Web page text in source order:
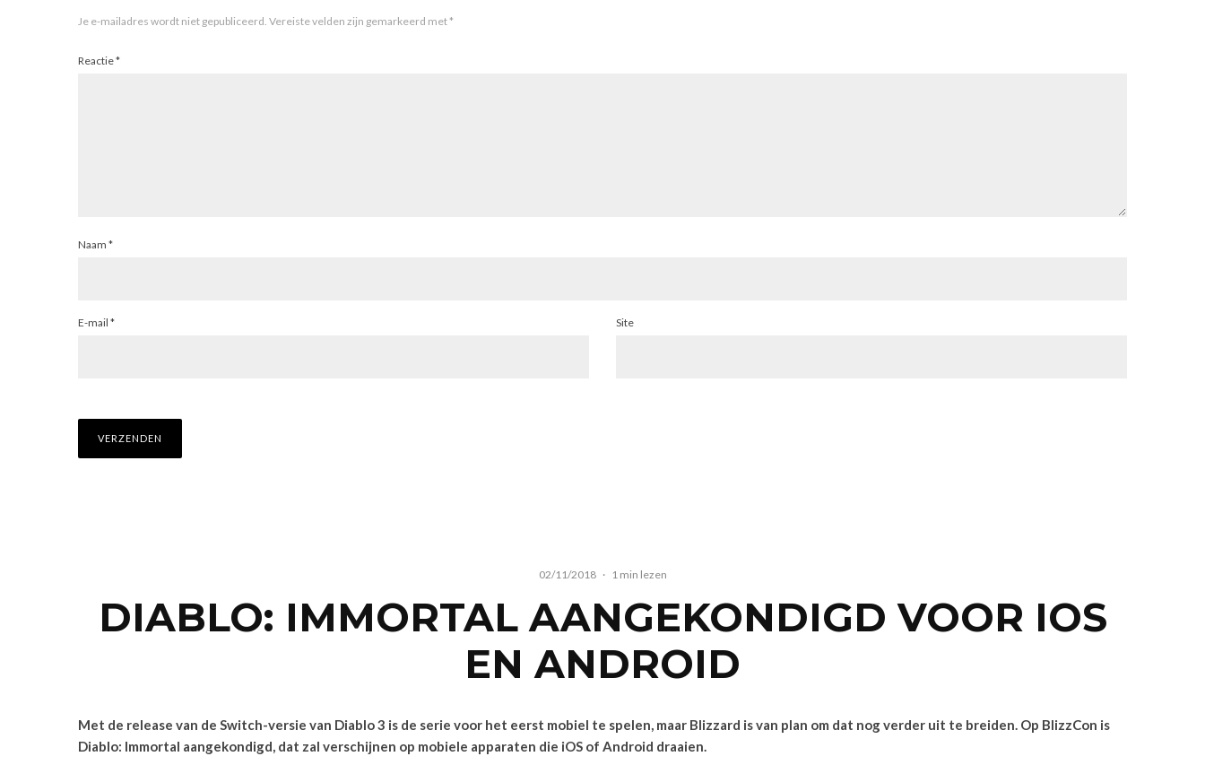
Je e-mailadres wordt niet gepubliceerd. Vereiste velden zijn gemarkeerd met*
Reactie*
Naam *
E-mail * Site
02/11/2018 · 1 min lezen
DIABLO: IMMORTAL AANGEKONDIGD VOOR IOS
EN ANDROID
Met de release van de Switch-versie van Diablo 3 is de serie voor het eerst mobiel te spelen, maar Blizzard is van plan om dat nog verder uit te breiden. Op BlizzCon is
Diablo: Immortal aangekondigd, dat zal verschijnen op mobiele apparaten die iOS of Android draaien.